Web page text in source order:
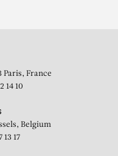
Paris, France
14 10
Belgium
13 17